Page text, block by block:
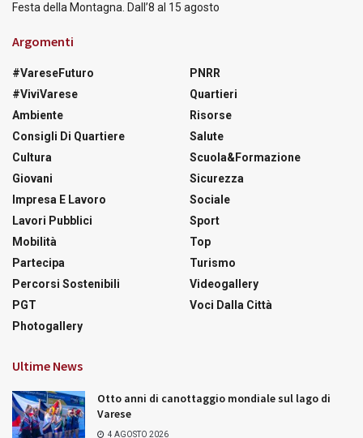
Festa della Montagna. Dall’8 al 15 agosto
Argomenti
#VareseFuturo
#ViviVarese
Ambiente
Consigli Di Quartiere
Cultura
Giovani
Impresa E Lavoro
Lavori Pubblici
Mobilità
Partecipa
Percorsi Sostenibili
PGT
Photogallery
PNRR
Quartieri
Risorse
Salute
Scuola&Formazione
Sicurezza
Sociale
Sport
Top
Turismo
Videogallery
Voci Dalla Città
Ultime News
Otto anni di canottaggio mondiale sul lago di
Varese
4 AGOSTO 2026